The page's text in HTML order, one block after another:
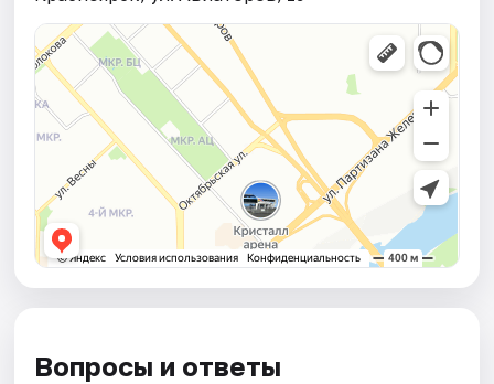
Вопросы и ответы